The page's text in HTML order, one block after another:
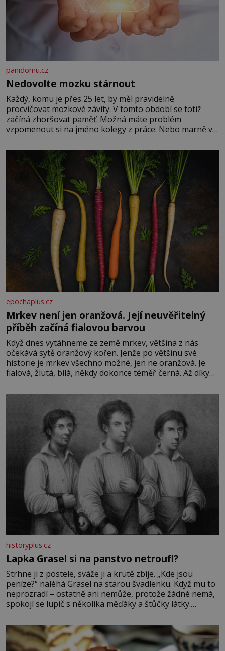
panidomu.cz
Nedovolte mozku stárnout
Každý, komu je přes 25 let, by měl pravidelně
procvičovat mozkové závity. V tomto období se totiž
začíná zhoršovat paměť. Možná máte problém
vzpomenout si na jméno kolegy z práce. Nebo marně v
Je to opravdu tak, s věkem jako kdyby se paměť
rozhodla stávkovat. Cvičte
epochaplus.cz
Mrkev není jen oranžová. Její neuvěřitelný
příběh začíná fialovou barvou
Když dnes vytáhneme ze země mrkev, většina z nás
očekává sytě oranžový kořen. Jenže po většinu své
historie je mrkev všechno možné, jen ne oranžová. Je
fialová, žlutá, bílá, někdy dokonce téměř černá. Až díky
bez které si českou zahradu ani nedokážeme představit.
historyplus.cz
Lapka Grasel si na panstvo netroufl?
Strhne ji z postele, sváže ji a krutě zbije. „Kde jsou
peníze?“ naléhá Grasel na starou švadlenku. Když mu to
neprozradí – ostatně ani nemůže, protože žádné nemá,
spokojí se lupič s několika měďáky a štůčky látky.
krutý. Jeho činy budí hrůzu ještě dlouho po jeho smrti